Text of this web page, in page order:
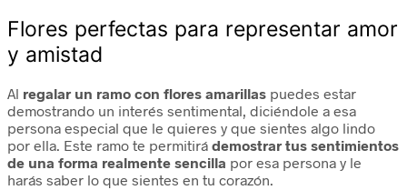
Flores perfectas para representar amor
y amistad
Al regalar un ramo con flores amarillas puedes estar
demostrando un interés sentimental, diciéndole a esa
persona especial que le quieres y que sientes algo lindo
por ella. Este ramo te permitirá demostrar tus sentimientos
de una forma realmente sencilla por esa persona y le
harás saber lo que sientes en tu corazón.